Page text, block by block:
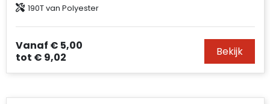
190T van Polyester
Vanaf € 5,00
tot € 9,02 Bekijk